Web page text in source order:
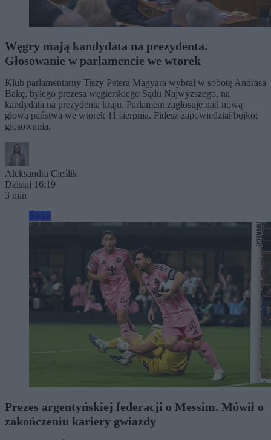
Węgry mają kandydata na prezydenta.
Głosowanie w parlamencie we wtorek
Klub parlamentarny Tiszy Petera Magyara wybrał w sobotę Andrasa
Bakę, byłego prezesa węgierskiego Sądu Najwyższego, na
kandydata na prezydenta kraju. Parlament zagłosuje nad nową
głową państwa we wtorek 11 sierpnia. Fidesz zapowiedział bojkot
głosowania.
Aleksandra Cieślik
Dzisiaj 16:19
3 min
Prezes argentyńskiej federacji o Messim. Mówił o
zakończeniu kariery gwiazdy